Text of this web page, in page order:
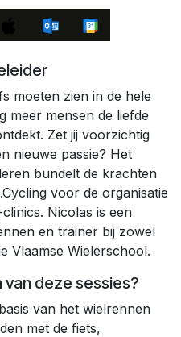
moeten zien in de hele
meer mensen de liefde
Zet jij voorzichtig
nieuwe passie? Het
bundelt de krachten
voor de organisatie
Nicolas is een
en trainer bij zowel
Vlaamse Wielerschool.
deze sessies?
van het wielrennen
met de fiets,